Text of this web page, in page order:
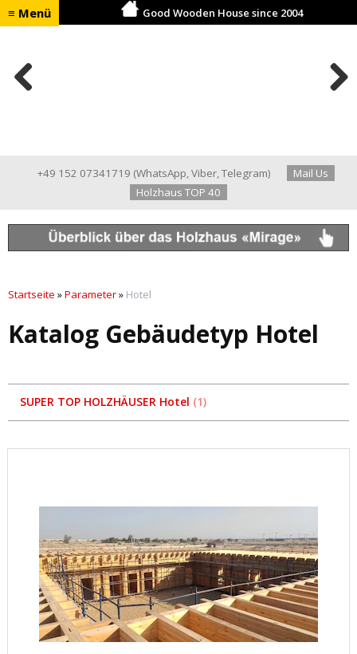
≡ Menü Good Wooden House since 2004
+49 152 07341719 (WhatsApp,Viber,Telegram)
Mail Us
Holzhaus TOP 40
Startseite »Parameter» Hotel
Katalog Gebäudetyp Hotel
SUPER TOP HOLZHÄUSER Hotel 1